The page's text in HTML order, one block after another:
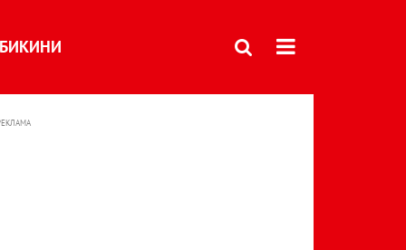
БИКИНИ